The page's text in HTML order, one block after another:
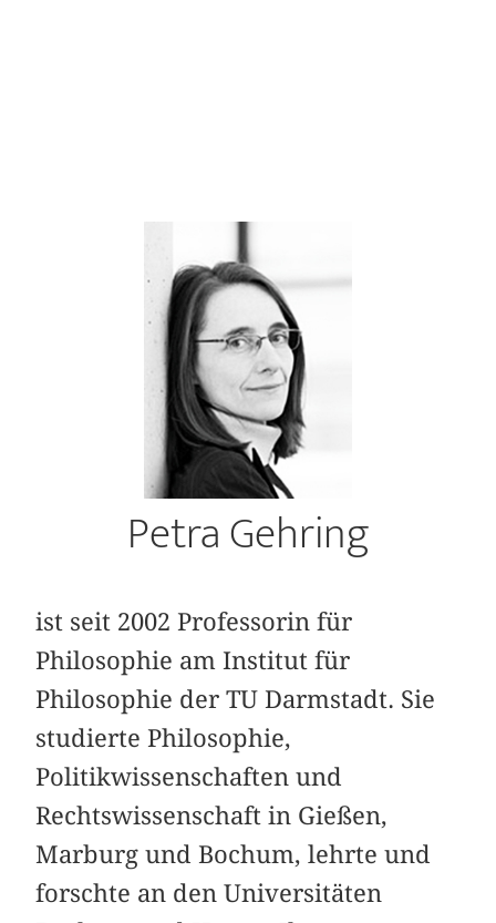
Petra Gehring
ist seit 2002 Professorin für
Philosophie am Institut für
Philosophie der TU Darmstadt. Sie
studierte Philosophie,
Politikwissenschaften und
Rechtswissenschaft in Gießen,
Marburg und Bochum, lehrte und
forschte an den Universitäten